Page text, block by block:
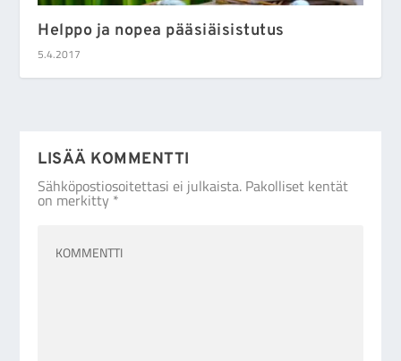
Helppo ja nopea pääsiäisistutus
5.4.2017
LISÄÄ KOMMENTTI
Sähköpostiosoitettasi ei julkaista. Pakolliset kentät
on merkitty *